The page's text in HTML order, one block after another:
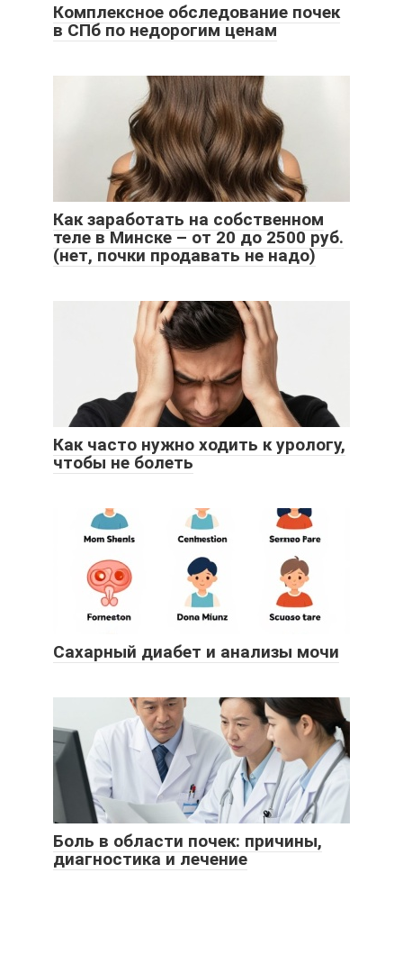
Комплексное обследование почек
в СПб по недорогим ценам
Как заработать на собственном
теле в Минске – от 20 до 2500 руб.
(нет, почки продавать не надо)
Как часто нужно ходить к урологу,
чтобы не болеть
Сахарный диабет и анализы мочи
Боль в области почек: причины,
диагностика и лечение